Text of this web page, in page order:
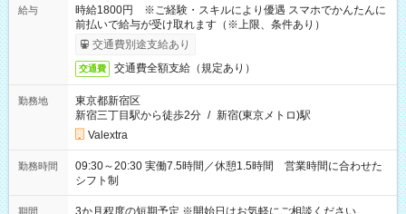
給与
時給1800円 ※ご経験・スキルにより優遇 スマホでかんたんに
前払いで給与が受け取れます（※上限、条件あり）
交通費別途支給あり
交通費 交通費全額支給（規定あり）
勤務地
東京都新宿区
新宿三丁目駅から徒歩2分 / 新宿(東京メトロ)駅
Valextra
勤務時間
09:30～20:30 実働7.5時間／休憩1.5時間 営業時間に合わせた
シフト制
期間 3か月程度の短期予定 ※開始日はお気軽にご相談ください